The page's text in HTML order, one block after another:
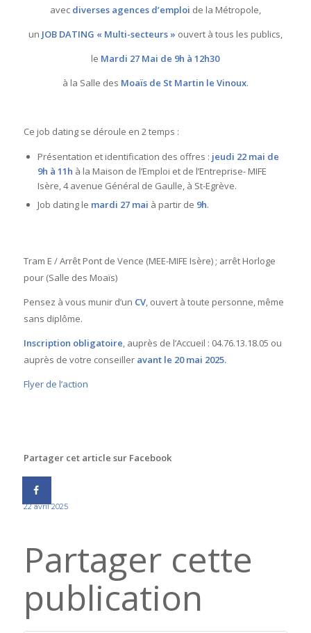
avecdiverses agences d’emploi de la Métropole,
un JOB DATING « Multi-secteurs » ouvert à tous les publics,
le Mardi 27 Mai de 9h à 12h30
à la Salle des Moaïs de St Martin le Vinoux.
Ce job dating se déroule en 2 temps :
Présentation et identification des offres : jeudi 22 mai de
9h à 11h à la Maison de l’Emploi et de l’Entreprise- MIFE
Isère, 4 avenue Général de Gaulle, à St-Egrève.
Job dating le mardi 27 mai à partir de 9h.
Tram E / Arrêt Pont de Vence (MEE-MIFE Isère) ; arrêt Horloge
pour (Salle des Moaïs)
Pensez à vous munir d’un CV, ouvert à toute personne, même
sans diplôme.
Inscription obligatoire, auprès de l’Accueil : 04.76.13.18.05 ou
auprès de votre conseiller avant le 20 mai 2025.
Flyer de l’action
Partager cet article sur Facebook
22 avril 2025
Partager cette
publication